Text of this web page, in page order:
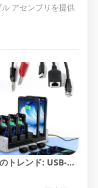
アセンブリを提供
ッキング ステーシ
の OEM/ODM カス
2026 年のカスタム ケーブル アセンブリのトレンド: USB-C、Pogo ピン、医療用ケーブル